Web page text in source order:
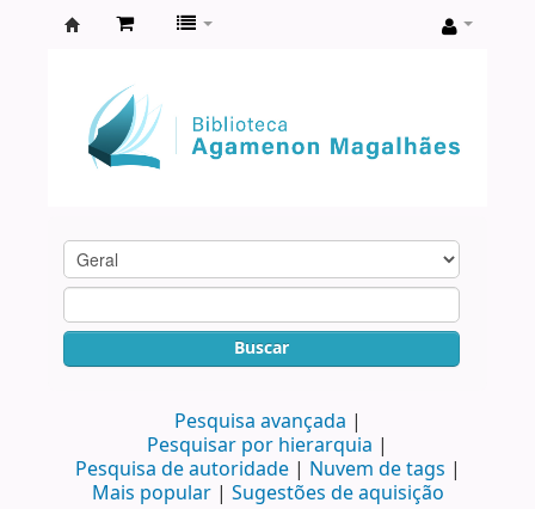
Agamenon
Magalhães
Buscar
Pesquisa avançada
Pesquisar por hierarquia
Pesquisa de autoridade
Nuvem de tags
Mais popular
Sugestões de aquisição